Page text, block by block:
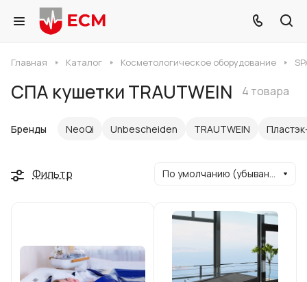
Главная Каталог Косметологическое оборудование
СПА кушетки TRAUTWEIN 4 товара
Бренды NeoQi Unbescheiden TRAUTWEIN
Фильтр По умолчанию (убывание)